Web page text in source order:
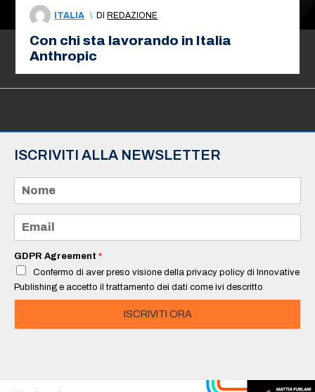
ITALIA \ DIREDAZIONE
Con chi sta lavorando in Italia
Anthropic
ISCRIVITI ALLA NEWSLETTER
m
e
a
i
*
GDPR Agreement *
Confermo di aver preso visione della privacy policy di Innovative
Publishing e accetto il trattamento dei dati come ivi descritto
ISCRIVITI ORA